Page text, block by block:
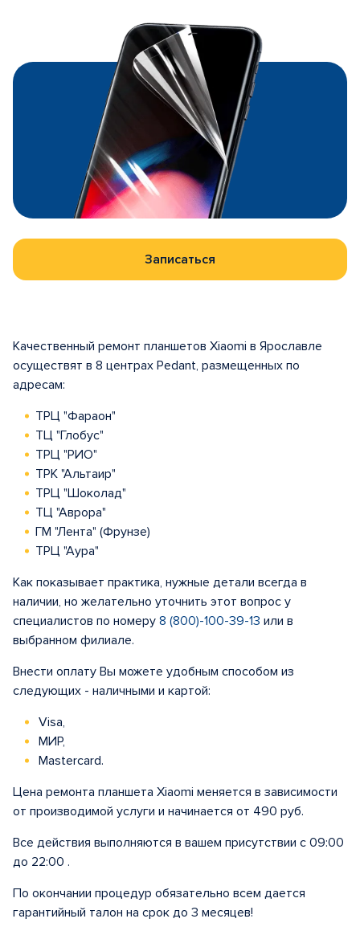
Записаться
Качественный ремонт планшетов Xiaomi в Ярославле
осуществят в 8 центрах Pedant, размещенных по
адресам:
ТРЦ "Фараон"
ТЦ "Глобус"
ТРЦ "РИО"
ТРК "Альтаир"
ТРЦ "Шоколад"
ТЦ "Аврора"
ГМ "Лента" (Фрунзе)
ТРЦ "Аура"
Как показывает практика, нужные детали всегда в
наличии, но желательно уточнить этот вопрос у
специалистов по номеру 8 (800)-100-39-13 или в
выбранном филиале.
Внести оплату Вы можете удобным способом из
следующих - наличными и картой:
Visa,
МИР,
Mastercard.
Цена ремонта планшета Xiaomi меняется в зависимости
от производимой услуги и начинается от 490 руб.
Все действия выполняются в вашем присутствии с 09:00
до 22:00 .
По окончании процедур обязательно всем дается
гарантийный талон на срок до 3 месяцев!